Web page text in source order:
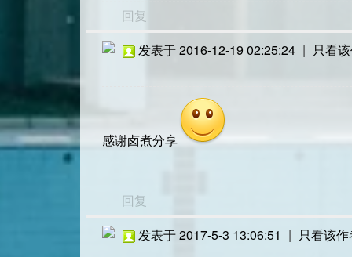
回复
发表于 2016-12-19 02:25:24 | 只看
感谢卤煮分享
回复
发表于 2017-5-3 13:06:51 | 只看该